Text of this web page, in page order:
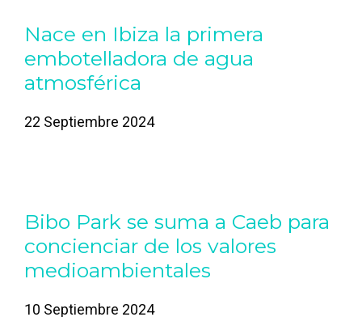
Nace en Ibiza la primera
embotelladora de agua
atmosférica
22 Septiembre 2024
Bibo Park se suma a Caeb para
concienciar de los valores
medioambientales
10 Septiembre 2024